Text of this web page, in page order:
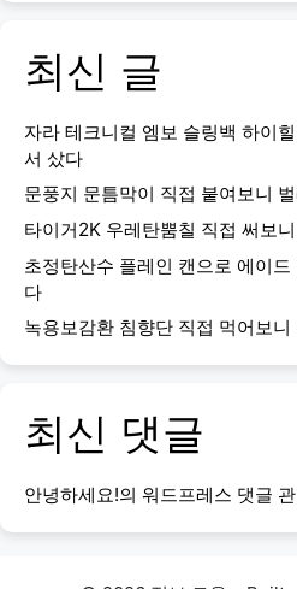
최신 글
자라 테크니컬 엠보 슬링백 하이
서 샀다
문풍지 문틈막이 직접 붙여보니
타이거2K 우레탄뿜칠 직접 써보
초정탄산수 플레인 캔으로 에이
다
녹용보감환 침향단 직접 먹어보
최신 댓글
안녕하세요!의 워드프레스 댓글